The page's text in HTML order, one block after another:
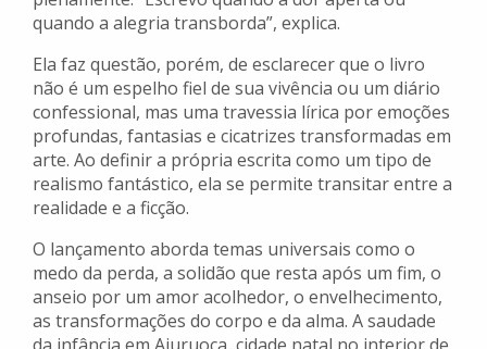
quando a alegria transborda”, explica.
Ela faz questão, porém, de esclarecer que o livro
não é um espelho fiel de sua vivência ou um diário
confessional, mas uma travessia lírica por emoções
profundas, fantasias e cicatrizes transformadas em
arte. Ao definir a própria escrita como um tipo de
realismo fantástico, ela se permite transitar entre a
realidade e a ficção.
O lançamento aborda temas universais como o
medo da perda, a solidão que resta após um fim, o
anseio por um amor acolhedor, o envelhecimento,
as transformações do corpo e da alma. A saudade